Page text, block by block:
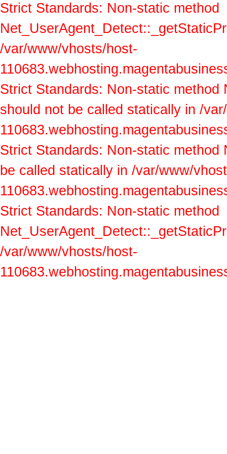
Strict Standards: Non-static method
/var/www/vhosts/host-
Strict Standards: Non-static
should not be called statically in /
Strict Standards: Non-static
be called statically in /var/www/
Strict Standards: Non-static method
/var/www/vhosts/host-